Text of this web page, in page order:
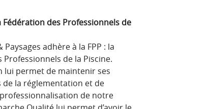
des Professionnels de
Paysages adhère à la FPP : la
Professionnels de la Piscine.
lui permet de maintenir ses
de la réglementation et de
de notre